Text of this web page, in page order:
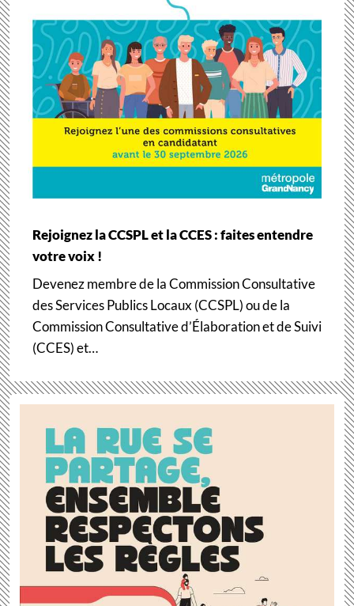
Rejoignez la CCSPL et la CCES : faites entendre
votre voix !
Devenez membre de la Commission Consultative
des Services Publics Locaux (CCSPL) ou de la
Commission Consultative d’Élaboration et de Suivi
(CCES) et…